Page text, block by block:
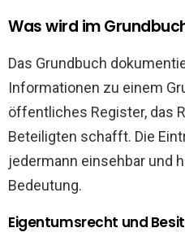
Was wird im
Das Grundbuch
Informationen zu einem
öffentliches Register, das
Beteiligten schafft. Die
jedermann einsehbar und
Bedeutung.
Eigentumsrecht und